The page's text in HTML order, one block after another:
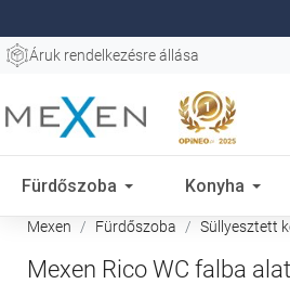
Áruk rendelkezésre állása
Fürdőszoba Konyha
Mexen Fürdőszoba Süllyesztett
Mexen Rico WC falba